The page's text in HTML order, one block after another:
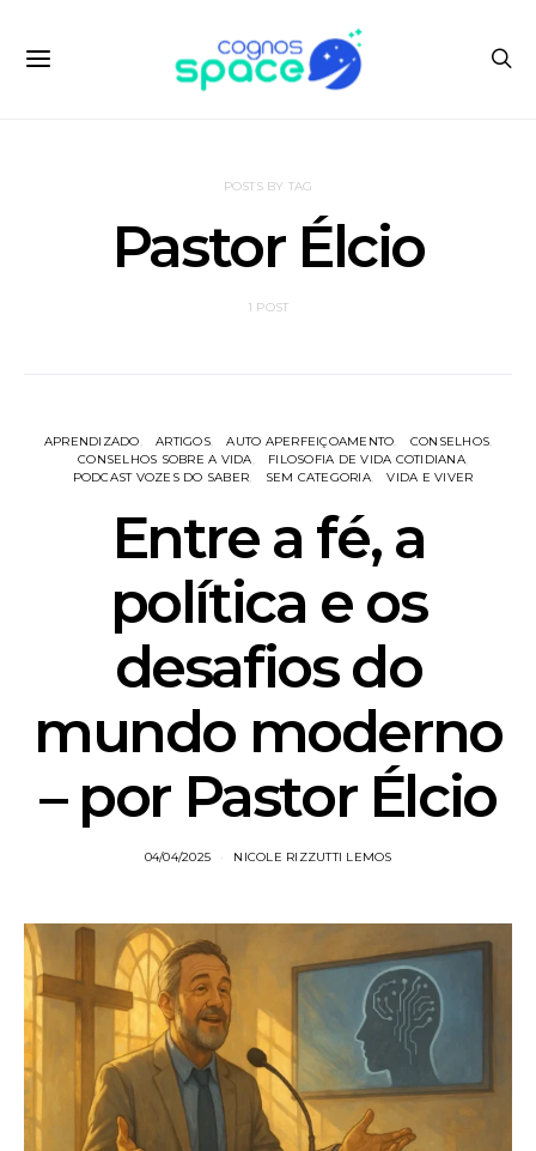
POSTS BY TAG
Pastor Élcio
1 POST
APRENDIZADO ARTIGOS AUTO APERFEIÇOAMENTO
CONSELHOS
CONSELHOS SOBRE A VIDA
FILOSOFIA DE VIDA COTIDIANA
PODCAST VOZES DO SABER
SEM CATEGORIA VIDA E VIVER
Entre a fé, a
política e os
desafios do
mundo moderno
– por Pastor Élcio
04/04/2025 NICOLE RIZZUTTI LEMOS